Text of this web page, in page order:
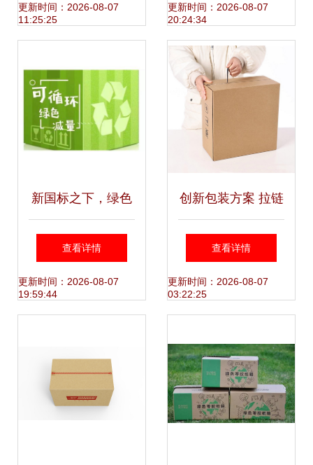
包装的永续利用赋
更新时间：2026-08-07
11:25:25
更轻松、更环保
更新时间：2026-08-07
20:24:34
新国标之下，绿色
环保快递袋的“三座
大山”与免胶带纸箱
查看详情
更新时间：2026-08-07
19:59:44
创新包装方案 拉链
式快递纸箱免胶带
设计
查看详情
更新时间：2026-08-07
03:22:25